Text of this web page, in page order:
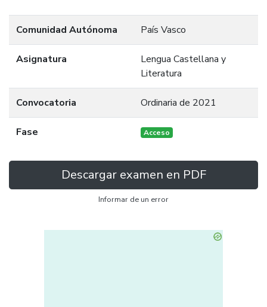
Comunidad Autónoma País Vasco
Asignatura
Lengua Castellana y
Literatura
Convocatoria Ordinaria de 2021
Fase Acceso
Descargar examen en PDF
Informar de un error